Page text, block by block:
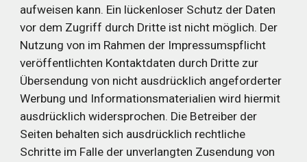
aufweisen kann. Ein lückenloser Schutz der Daten
vor dem Zugriff durch Dritte ist nicht möglich. Der
Nutzung von im Rahmen der Impressumspflicht
veröffentlichten Kontaktdaten durch Dritte zur
Übersendung von nicht ausdrücklich angeforderter
Werbung und Informationsmaterialien wird hiermit
ausdrücklich widersprochen. Die Betreiber der
Seiten behalten sich ausdrücklich rechtliche
Schritte im Falle der unverlangten Zusendung von